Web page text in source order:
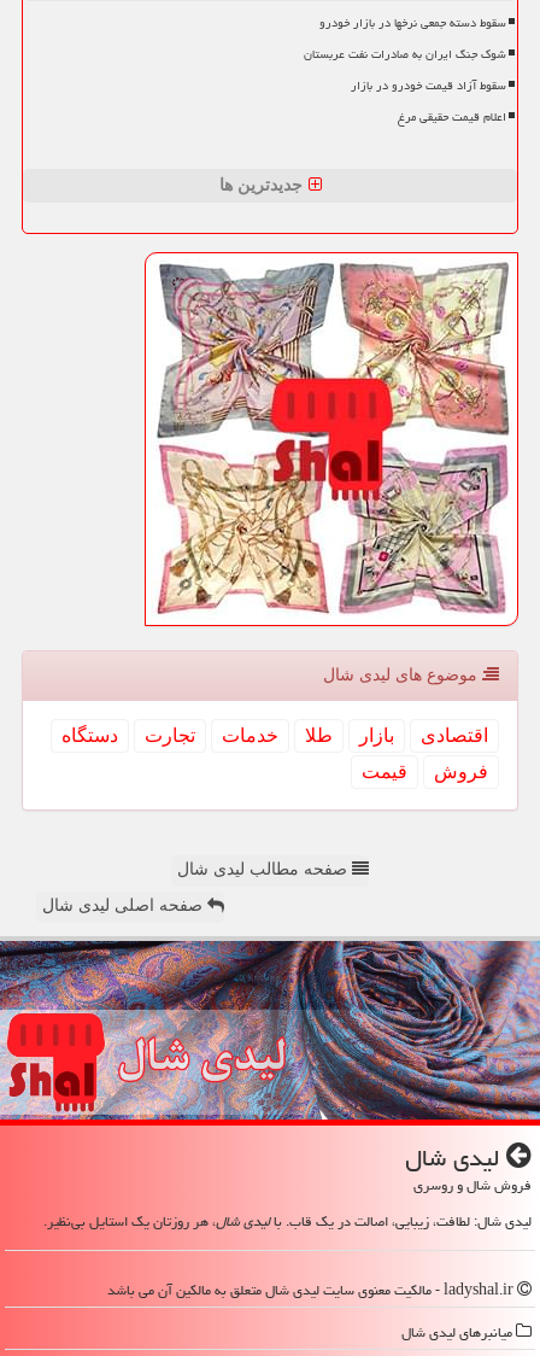
سقوط دسته جمعی نرخها در بازار خودرو
شوک جنگ ایران به صادرات نفت عربستان
سقوط آزاد قیمت خودرو در بازار
اعلام قیمت حقیقی مرغ
جدیدترین ها
موضوع های لیدی شال
اقتصادی بازار طلا خدمات تجارت
دستگاه
فروش
قیمت
صفحه مطالب لیدی شال
صفحه اصلی لیدی شال
لیدی شال
فروش شال و روسری
لیدی شال: لطافت، زیبایی، اصالت در یک قاب. بالیدی شال، هر روزتان یک استایل بی‌نظیر.
میانبرهای لیدی شال